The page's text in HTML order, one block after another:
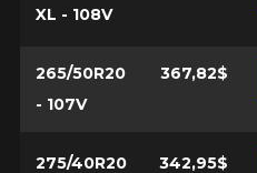
XL - 108V
265/50R20
- 107V
367,82$
275/40R20
342,95$